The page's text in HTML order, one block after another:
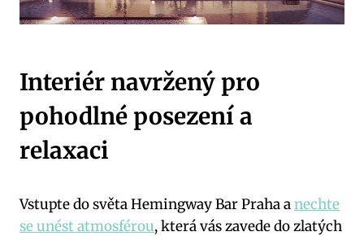
Interiér navržený pro
pohodlné posezení a
relaxaci
Vstupte do světa Hemingway Bar Praha anechte
se unést atmosférou, která vás zavede do zlatých